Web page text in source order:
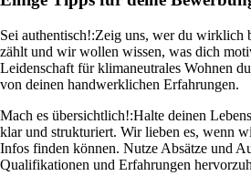
Sei authentisch!:Zeig uns, wer du wirklich
zählt und wir wollen wissen, was dich
Leidenschaft für klimaneutrales Wohnen
von deinen handwerklichen Erfahrungen.
Mach es übersichtlich!:Halte deinen
klar und strukturiert. Wir lieben es, wenn
Infos finden können. Nutze Absätze und
Qualifikationen und Erfahrungen